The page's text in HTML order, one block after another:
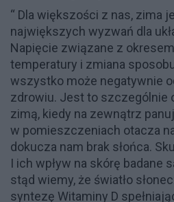
“ Dla większości z nas, zima
największych wyzwań dla
Napięcie związane z
temperatury i zmiana
wszystko może negatywnie
zdrowiu. Jest to szczególnie
zimą, kiedy na zewnątrz
w pomieszczeniach otacza
dokucza nam brak słońca.
I ich wpływ na skórę badane
stąd wiemy, że światło
syntezę Witaminy D